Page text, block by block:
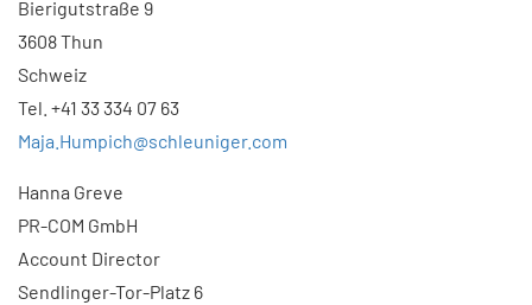
Bierigutstraße 9
3608 Thun
Schweiz
Tel. +41 33 334 07 63
Maja.Humpich@schleuniger.com
Hanna Greve
PR-COM GmbH
Account Director
Sendlinger-Tor-Platz 6